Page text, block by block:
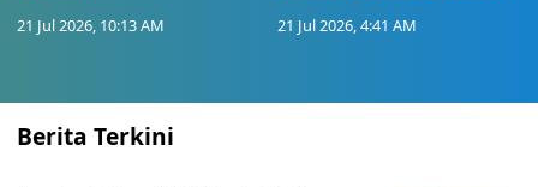
21 Jul 2026, 10:13 AM 21 Jul 2026, 4:41 AM
Berita Terkini